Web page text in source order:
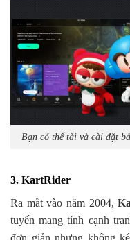
Bạn có thể tài và cài đặt
3. KartRider
Ra mắt vào năm 2004,
tuyến mang tính cạnh